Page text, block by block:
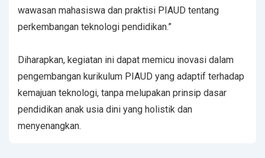
wawasan mahasiswa dan praktisi PIAUD tentang
perkembangan teknologi pendidikan.”
Diharapkan, kegiatan ini dapat memicu inovasi dalam
pengembangan kurikulum PIAUD yang adaptif terhadap
kemajuan teknologi, tanpa melupakan prinsip dasar
pendidikan anak usia dini yang holistik dan
menyenangkan.